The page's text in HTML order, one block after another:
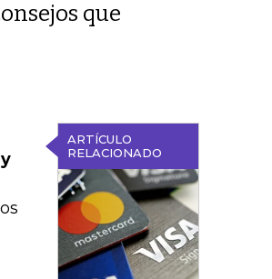
que
ARTÍCULO
RELACIONADO